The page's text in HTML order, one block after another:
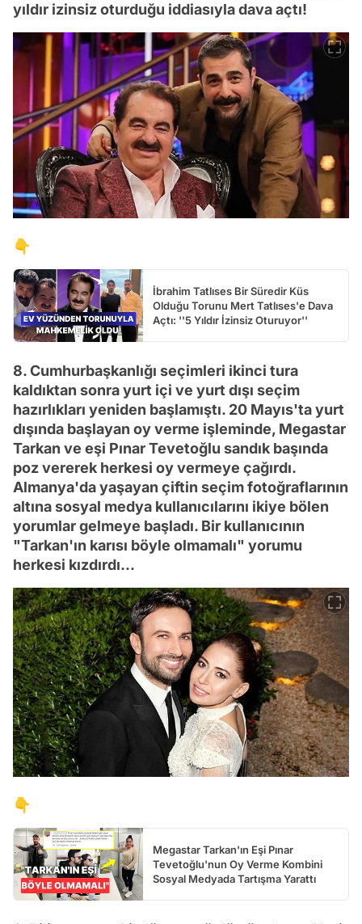
yıldır izinsiz oturduğu iddiasıyla dava açtı!
👇
İbrahim Tatlıses Bir Süredir Küs
Olduğu Torunu Mert Tatlıses'e Dava
Açtı: ''5 Yıldır İzinsiz Oturuyor''
8. Cumhurbaşkanlığı seçimleri ikinci tura
kaldıktan sonra yurt içi ve yurt dışı seçim
hazırlıkları yeniden başlamıştı. 20 Mayıs'ta yurt
dışında başlayan oy verme işleminde, Megastar
Tarkan ve eşi Pınar Tevetoğlu sandık başında
poz vererek herkesi oy vermeye çağırdı.
Almanya'da yaşayan çiftin seçim fotoğraflarının
altına sosyal medya kullanıcılarını ikiye bölen
yorumlar gelmeye başladı. Bir kullanıcının
"Tarkan'ın karısı böyle olmamalı" yorumu
herkesi kızdırdı...
👇
Megastar Tarkan'ın Eşi Pınar
Tevetoğlu'nun Oy Verme Kombini
Sosyal Medyada Tartışma Yarattı